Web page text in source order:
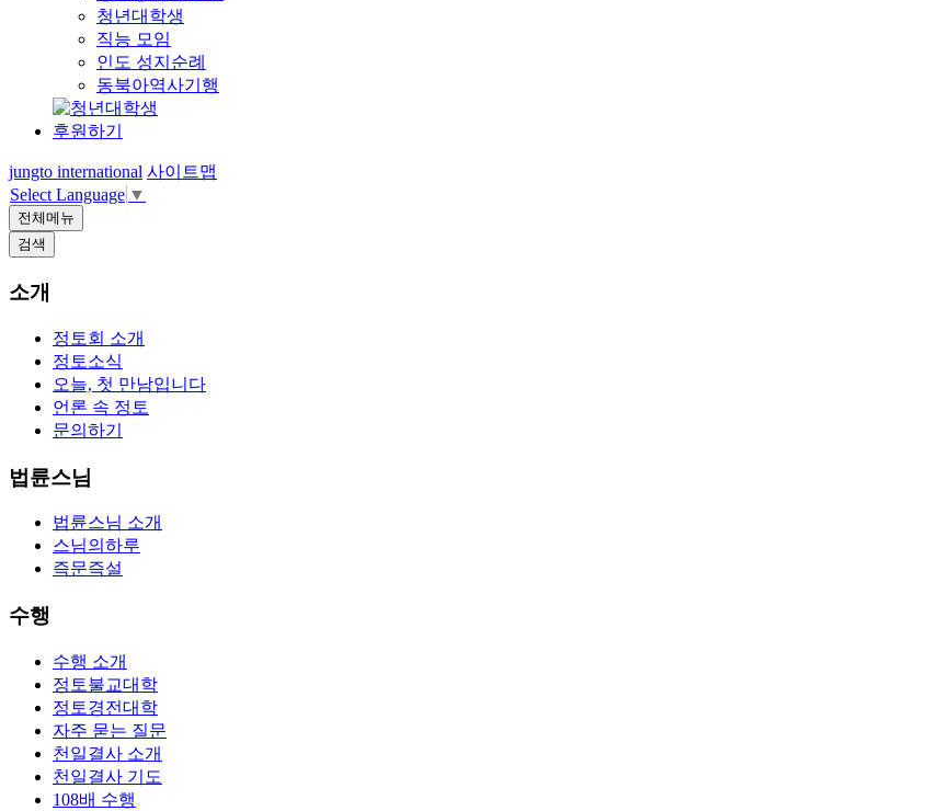
청년대학생
직능 모임
인도 성지순례
동북아역사기행
후원하기
jungto international 사이트맵
Select Language ▼
전체메뉴
검색
소개
정토회 소개
정토소식
오늘, 첫 만남입니다
언론 속 정토
문의하기
법륜스님
법륜스님 소개
스님의하루
즉문즉설
수행
수행 소개
정토불교대학
정토경전대학
자주 묻는 질문
천일결사 소개
천일결사 기도
108배 수행